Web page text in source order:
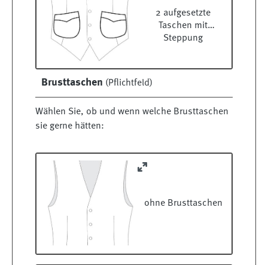
2 aufgesetzte
Taschen mit
Steppung
Brusttaschen (Pflichtfeld)
Wählen Sie, ob und wenn welche Brusttaschen
sie gerne hätten:
ohne Brusttaschen